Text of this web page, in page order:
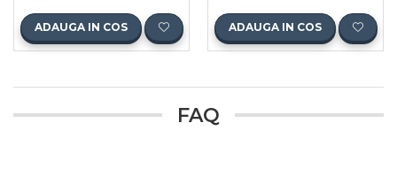
ADAUGA IN COS ADAUGA IN COS
FAQ